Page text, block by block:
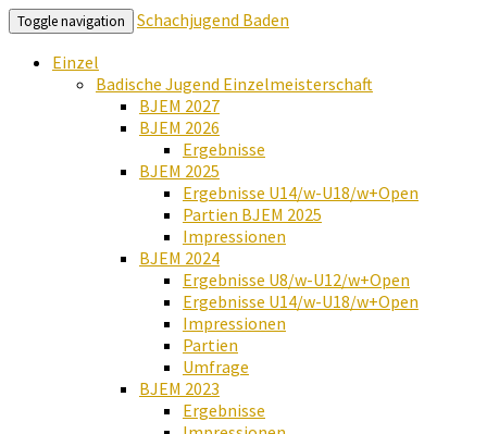
Toggle navigation
Schachjugend Baden
Einzel
Badische Jugend Einzelmeisterschaft
BJEM 2027
BJEM 2026
Ergebnisse
BJEM 2025
Ergebnisse U14/w-U18/w+Open
Partien BJEM 2025
Impressionen
BJEM 2024
Ergebnisse U8/w-U12/w+Open
Ergebnisse U14/w-U18/w+Open
Impressionen
Partien
Umfrage
BJEM 2023
Ergebnisse